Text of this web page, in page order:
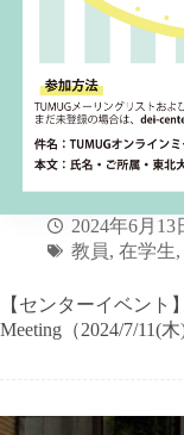
2024年6月13
教員, 在学生,
【センターイベント
Meeting（2024/7/11(